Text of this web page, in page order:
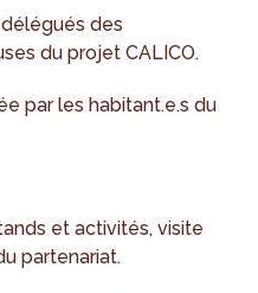
des
du projet CALICO.
par les habitant.e.s du
et activités, visite
partenariat.